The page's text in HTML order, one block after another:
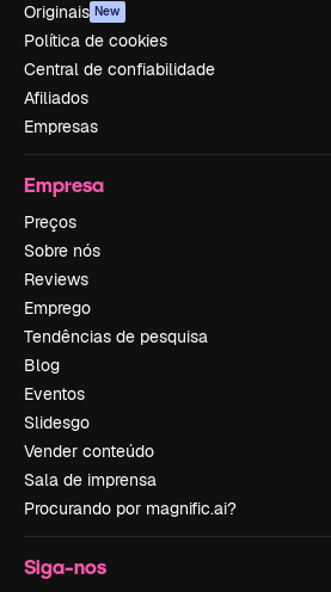
Originais New
Política de cookies
Central de confiabilidade
Afiliados
Empresas
Empresa
Preços
Sobre nós
Reviews
Emprego
Tendências de pesquisa
Blog
Eventos
Slidesgo
Vender conteúdo
Sala de imprensa
Procurando por magnific.ai?
Siga-nos